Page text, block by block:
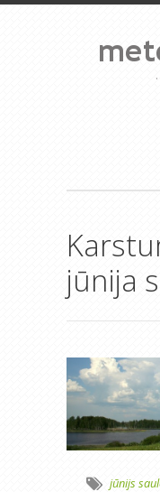
jūnija
jūnijs